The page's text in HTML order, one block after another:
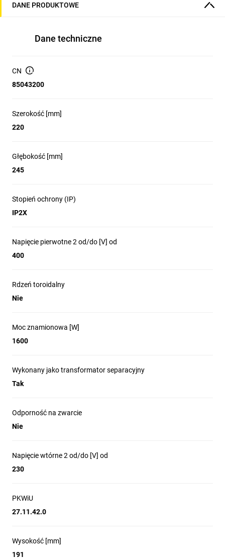
DANE PRODUKTOWE
Dane techniczne
CN
85043200
Szerokość [mm]
220
Głębokość [mm]
245
Stopień ochrony (IP)
IP2X
Napięcie pierwotne 2 od/do [V] od
400
Rdzeń toroidalny
Nie
Moc znamionowa [W]
1600
Wykonany jako transformator separacyjny
Tak
Odporność na zwarcie
Nie
Napięcie wtórne 2 od/do [V] od
230
PKWiU
27.11.42.0
Wysokość [mm]
191